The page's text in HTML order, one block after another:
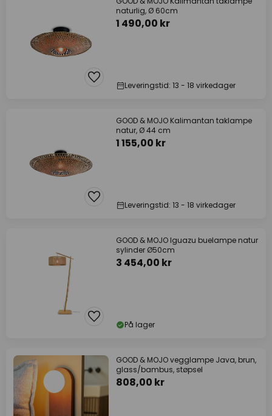
naturlig, Ø 60cm
1 490,00 kr
Leveringstid: 13 - 18 virkedager
GOOD & MOJO Kalimantan taklampe
natur, Ø 44 cm
1 155,00 kr
Leveringstid: 13 - 18 virkedager
GOOD & MOJO Iguazu buelampe natur
sylinder Ø50cm
3 454,00 kr
På lager
GOOD & MOJO vegglampe Java, brun,
glass/bambus, støpsel
808,00 kr